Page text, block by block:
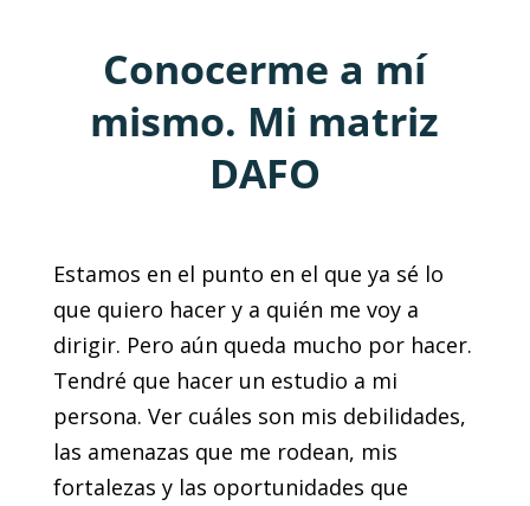
Conocerme a mí
mismo. Mi matriz
DAFO
Estamos en el punto en el que ya sé lo
que quiero hacer y a quién me voy a
dirigir. Pero aún queda mucho por hacer.
Tendré que hacer un estudio a mi
persona. Ver cuáles son mis debilidades,
las amenazas que me rodean, mis
fortalezas y las oportunidades que